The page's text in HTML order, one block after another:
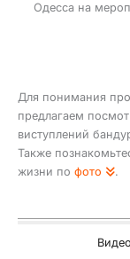
Одесса на
Для понимания
предлагаем
виступлений
Также
жизни по фото .